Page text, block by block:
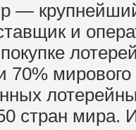
—
и
70%
стран мира.